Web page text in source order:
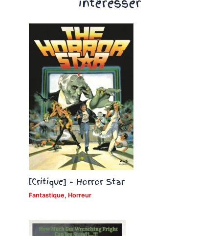
[Critique] – Horror Star
Fantastique, Horreur